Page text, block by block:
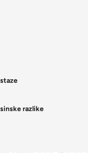
razlike